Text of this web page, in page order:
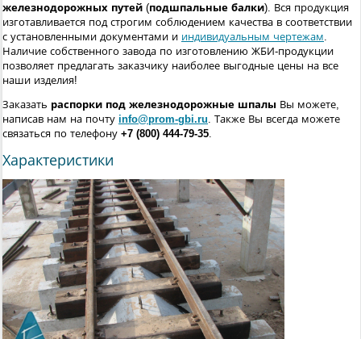
железнодорожных путей (подшпальные балки). Вся продукция
изготавливается под строгим соблюдением качества в соответствии
с установленными документами и индивидуальным чертежам.
Наличие собственного завода по изготовлению ЖБИ-продукции
позволяет предлагать заказчику наиболее выгодные цены на все
наши изделия!
Заказать распорки под железнодорожные шпалы Вы можете,
написав нам на почту info@prom-gbi.ru. Также Вы всегда можете
связаться по телефону +7 (800) 444-79-35.
Характеристики